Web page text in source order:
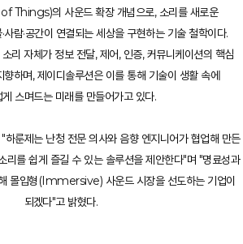
의 사운드 확장 개념으로, 소리를 새로운
사람·공간이 연결되는 세상을 구현하는 기술 철학이다.
리 자체가 정보 전달, 제어, 인증, 커뮤니케이션의 핵심
향하며, 제이디솔루션은 이를 통해 기술이 생활 속에
게 스며드는 미래를 만들어가고 있다.
하룬제는 난청 전문 의사와 음향 엔지니어가 협업해 만든
리를 쉽게 즐길 수 있는 솔루션을 제안한다"며 "명료성과
몰입형(Immersive) 사운드 시장을 선도하는 기업이
되겠다"고 밝혔다.